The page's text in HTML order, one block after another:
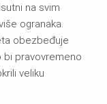
na svim
ogranaka.
obezbeđuje
bi pravovremeno
veliku